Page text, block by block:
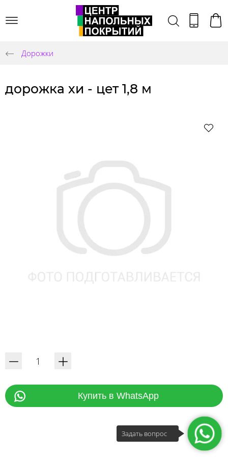
Дорожки
дорожка хи - цет 1,8 м
Купить в WhatsApp
Задать вопрос